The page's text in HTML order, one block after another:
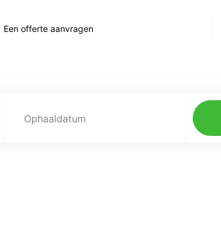
Een offerte aanvragen
Ophaaldatum